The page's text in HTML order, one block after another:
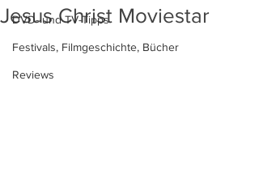
DVD- und TV-Tipps
Festivals, Filmgeschichte, Bücher
Reviews
Jesus Christ Moviestar